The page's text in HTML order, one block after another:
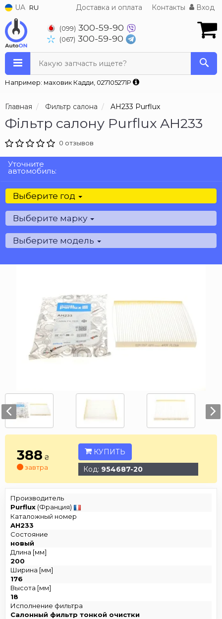
UA RU Доставка и оплата Контакты Вход
(099) 300-59-90
(067) 300-59-90
Какую запчасть ищете?
Например: маховик Кадди, 027105271P
Главная Фильтр салона AH233 Purflux
Фільтр салону Purflux AH233
0 отзывов
Уточните
автомобиль:
Выберите год
Выберите марку
Выберите модель
388 ₴
завтра
КУПИТЬ
Код: 954687-20
Производитель
Purflux (Франция)
Каталожный номер
AH233
Состояние
новый
Длина [мм]
200
Ширина [мм]
176
Высота [мм]
18
Исполнение фильтра
Салонный фильтр тонкой очистки